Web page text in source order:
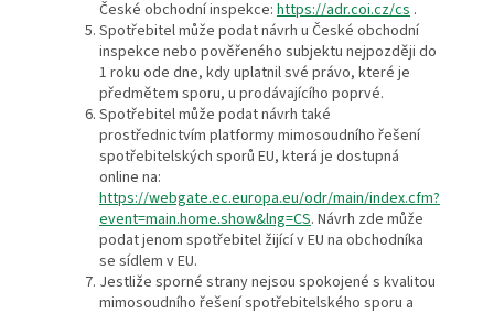
České obchodní inspekce: https://adr.coi.cz/cs .
Spotřebitel může podat návrh u České obchodní
inspekce nebo pověřeného subjektu nejpozději do
1 roku ode dne, kdy uplatnil své právo, které je
předmětem sporu, u prodávajícího poprvé.
Spotřebitel může podat návrh také
prostřednictvím platformy mimosoudního řešení
spotřebitelských sporů EU, která je dostupná
online na:
https://webgate.ec.europa.eu/odr/main/index.cfm?
event=main.home.show&lng=CS. Návrh zde může
podat jenom spotřebitel žijící v EU na obchodníka
se sídlem v EU.
Jestliže sporné strany nejsou spokojené s kvalitou
mimosoudního řešení spotřebitelského sporu a